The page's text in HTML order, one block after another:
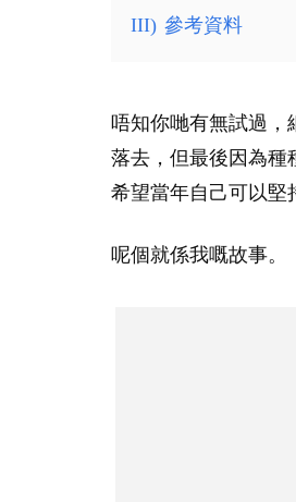
III) 參考資料
唔知你哋有無試過，
落去，但最後因為種
希望當年自己可以堅
呢個就係我嘅故事。